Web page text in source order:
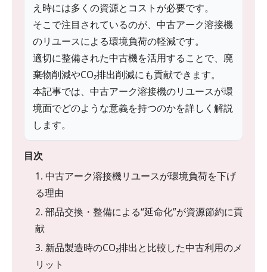
え時には多くの資源とコストが必要です。
そこで注目されているのが、中古アーク溶接機
のリユースによる環境負荷の軽減です。
適切に整備された中古機を活用することで、廃
棄物削減やCO₂排出削減にも貢献できます。
本記事では、中古アーク溶接機のリユースが環
境面でどのような意義を持つのかを詳しく解説
します。
目次
1. 中古アーク溶接機リユースが環境負荷を下げ
る理由
2. 部品交換・整備による“延命化”が資源節約に貢
献
3. 新品製造時のCO₂排出と比較した中古利用のメ
リット